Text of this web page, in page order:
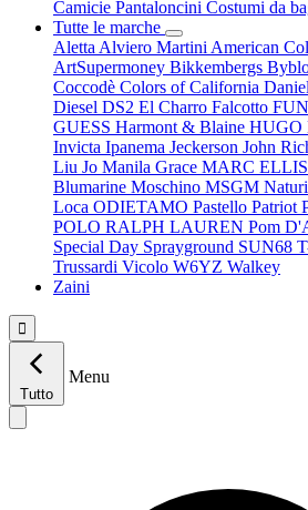
Camicie Pantaloncini Costumi da
Tutte le marche
Aletta Alviero Martini American
ArtSupermoney Bikkembergs
Coccodè Colors of California
Diesel DS2 El Charro Falcotto
GUESS Harmont & Blaine HUGO
Invicta Ipanema Jeckerson John
Liu Jo Manila Grace MARC ELLIS
Blumarine Moschino MSGM
Loca ODIETAMO Pastello Patriot
POLO RALPH LAUREN Pom
Special Day Sprayground SUN68
Trussardi Vicolo W6YZ Walkey
Zaini

Tutto
Menu